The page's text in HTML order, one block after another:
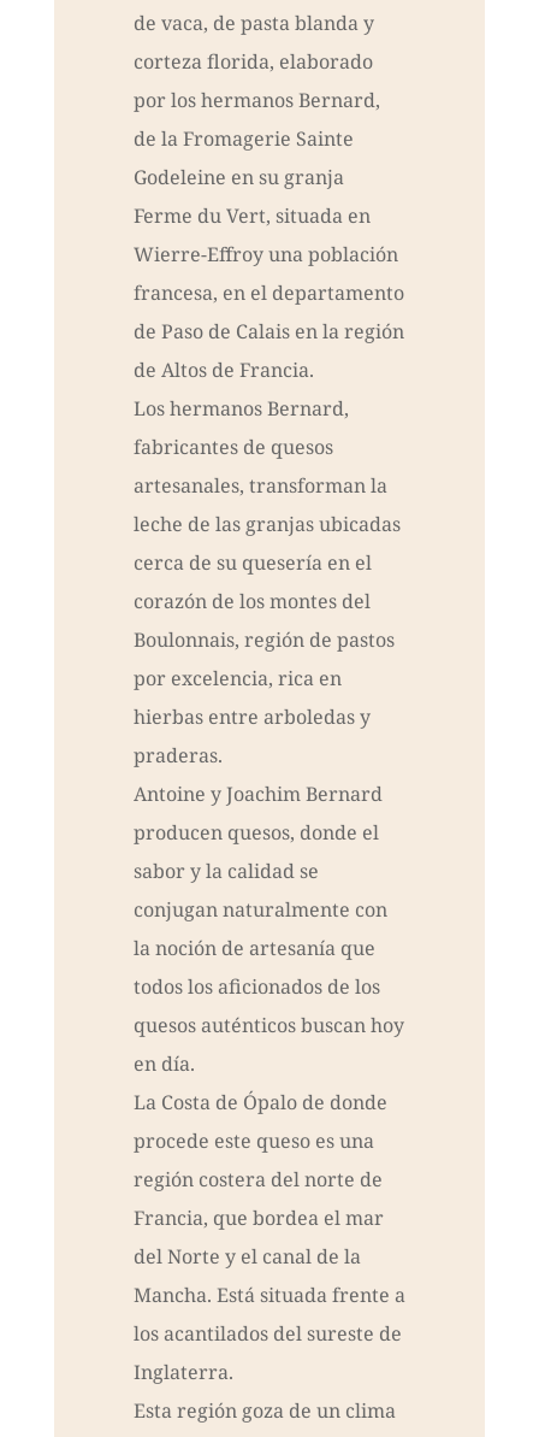
de vaca, de pasta blanda y
corteza florida, elaborado
por los hermanos Bernard,
de la Fromagerie Sainte
Godeleine en su granja
Ferme du Vert, situada en
Wierre-Effroy una población
francesa, en el departamento
de Paso de Calais en la región
de Altos de Francia.
Los hermanos Bernard,
fabricantes de quesos
artesanales, transforman la
leche de las granjas ubicadas
cerca de su quesería en el
corazón de los montes del
Boulonnais, región de pastos
por excelencia, rica en
hierbas entre arboledas y
praderas.
Antoine y Joachim Bernard
producen quesos, donde el
sabor y la calidad se
conjugan naturalmente con
la noción de artesanía que
todos los aficionados de los
quesos auténticos buscan hoy
en día.
La Costa de Ópalo de donde
procede este queso es una
región costera del norte de
Francia, que bordea el mar
del Norte y el canal de la
Mancha. Está situada frente a
los acantilados del sureste de
Inglaterra.
Esta región goza de un clima